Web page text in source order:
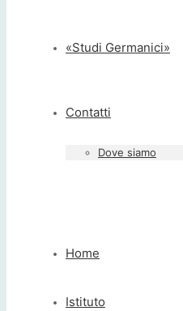
«Studi Germanici»
Contatti
Dove siamo
Home
Istituto